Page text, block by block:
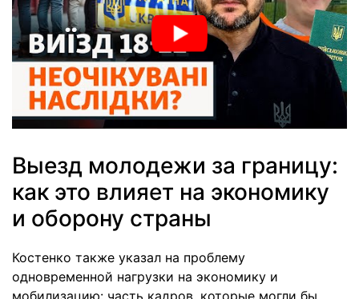
Выезд молодежи за границу:
как это влияет на экономику
и оборону страны
Костенко также указал на проблему
одновременной нагрузки на экономику и